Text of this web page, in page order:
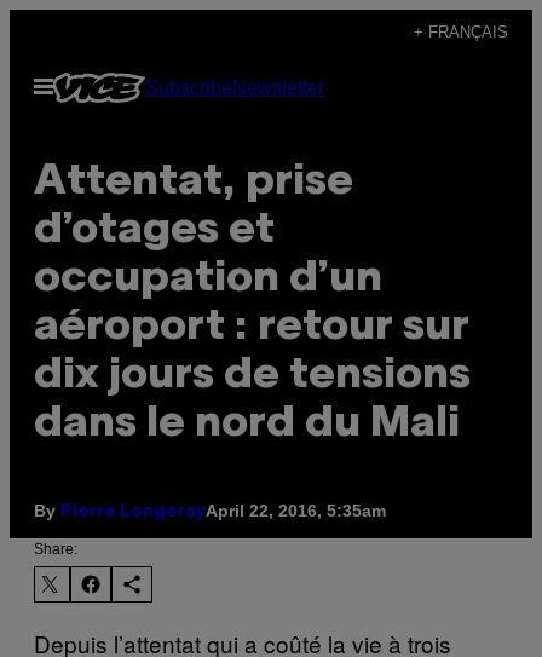
content
+ FRANÇAIS
Open
Menu
SubscribeNewsletter
Attentat, prise
d’otages et
occupation d’un
aéroport : retour sur
dix jours de tensions
dans le nord du Mali
By Pierre LongerayApril 22, 2016, 5:35am
Share:
Depuis l’attentat qui a coûté la vie à trois